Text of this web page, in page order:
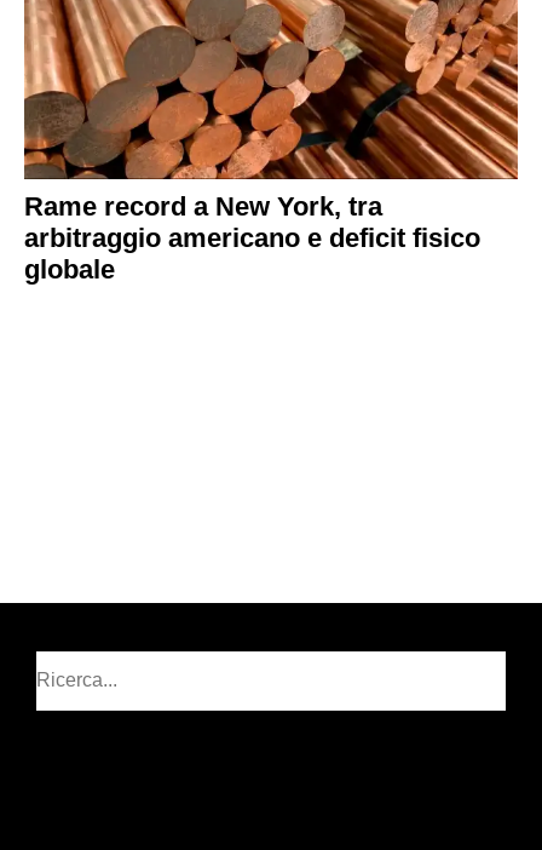
Rame record a New York, tra
arbitraggio americano e deficit fisico
globale